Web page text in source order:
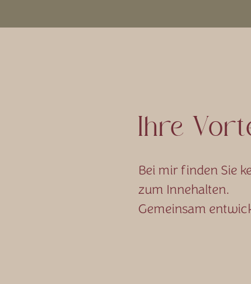
Ihre
Bei mir finden Sie
zum Innehalten.
Gemeinsam